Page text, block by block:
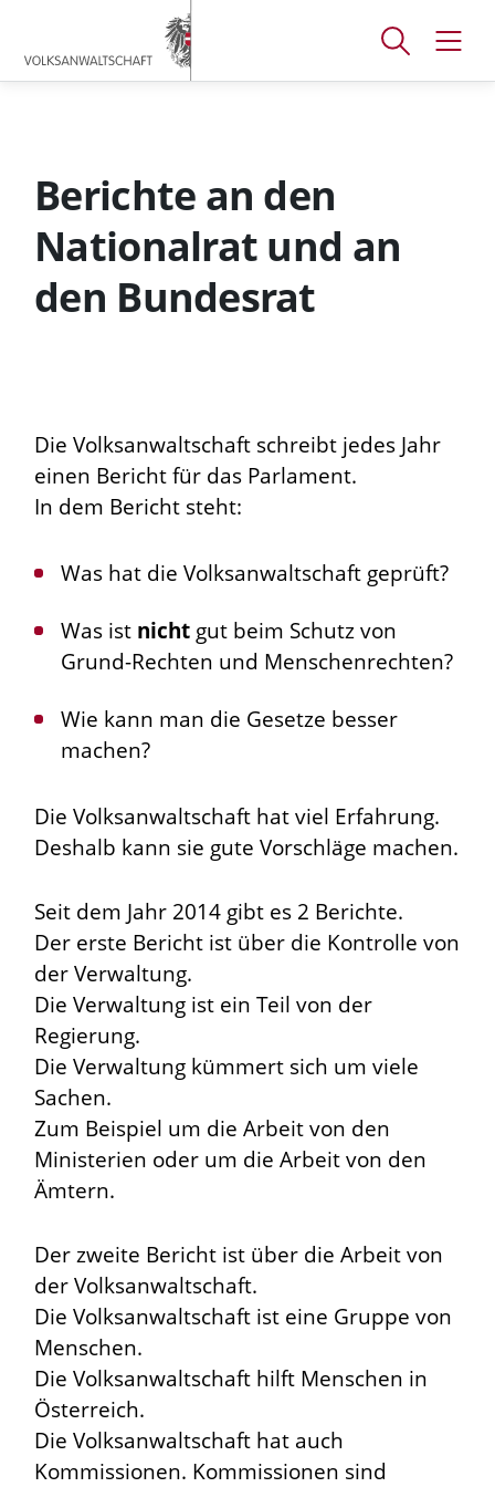
Zum
Hauptmenü
Zum
Inhalt
Zum
Footer
Suchfenster
Berichte an den
Nationalrat und an
den Bundesrat
Die Volksanwaltschaft schreibt jedes Jahr
einen Bericht für das Parlament.
In dem Bericht steht:
Was hat die Volksanwaltschaft geprüft?
Was ist nicht gut beim Schutz von
Grund-Rechten und Menschenrechten?
Wie kann man die Gesetze besser
machen?
Die Volksanwaltschaft hat viel Erfahrung.
Deshalb kann sie gute Vorschläge machen.
Seit dem Jahr 2014 gibt es 2 Berichte.
Der erste Bericht ist über die Kontrolle von
der Verwaltung.
Die Verwaltung ist ein Teil von der
Regierung.
Die Verwaltung kümmert sich um viele
Sachen.
Zum Beispiel um die Arbeit von den
Ministerien oder um die Arbeit von den
Ämtern.
Der zweite Bericht ist über die Arbeit von
der Volksanwaltschaft.
Die Volksanwaltschaft ist eine Gruppe von
Menschen.
Die Volksanwaltschaft hilft Menschen in
Österreich.
Die Volksanwaltschaft hat auch
Kommissionen. Kommissionen sind